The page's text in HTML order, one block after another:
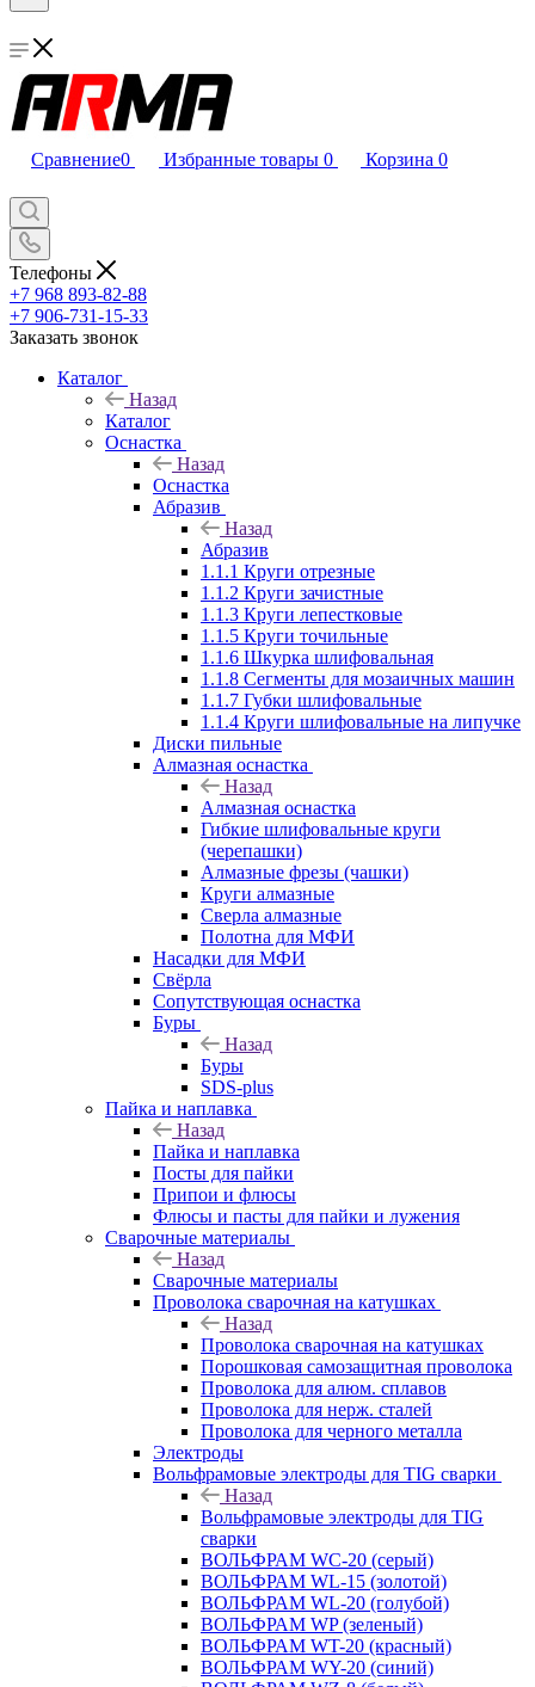
Сравнение0 Избранные товары 0 Корзина 0
Телефоны
+7 968 893-82-88
+7 906-731-15-33
Заказать звонок
Каталог
Назад
Каталог
Оснастка
Назад
Оснастка
Абразив
Назад
Абразив
1.1.1 Круги отрезные
1.1.2 Круги зачистные
1.1.3 Круги лепестковые
1.1.5 Круги точильные
1.1.6 Шкурка шлифовальная
1.1.8 Сегменты для мозаичных машин
1.1.7 Губки шлифовальные
1.1.4 Круги шлифовальные на липучке
Диски пильные
Алмазная оснастка
Назад
Алмазная оснастка
Гибкие шлифовальные круги
(черепашки)
Алмазные фрезы (чашки)
Круги алмазные
Сверла алмазные
Полотна для МФИ
Насадки для МФИ
Свёрла
Сопутствующая оснастка
Буры
Назад
Буры
SDS-plus
Пайка и наплавка
Назад
Пайка и наплавка
Посты для пайки
Припои и флюсы
Флюсы и пасты для пайки и лужения
Сварочные материалы
Назад
Сварочные материалы
Проволока сварочная на катушках
Назад
Проволока сварочная на катушках
Порошковая самозащитная проволока
Проволока для алюм. сплавов
Проволока для нерж. сталей
Проволока для черного металла
Электроды
Вольфрамовые электроды для TIG сварки
Назад
Вольфрамовые электроды для TIG
сварки
ВОЛЬФРАМ WC-20 (серый)
ВОЛЬФРАМ WL-15 (золотой)
ВОЛЬФРАМ WL-20 (голубой)
ВОЛЬФРАМ WP (зеленый)
ВОЛЬФРАМ WT-20 (красный)
ВОЛЬФРАМ WY-20 (синий)